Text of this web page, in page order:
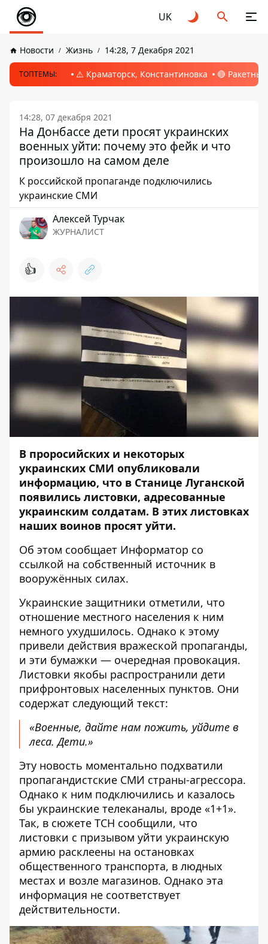
UK
Новости Жизнь 14:28, 7 Декабря 2021
ТОПТЕМЫ: ⚠️ Краматорск, Константиновка 🔴
14:28, 07 декабря 2021
На Донбассе дети просят украинских
военных уйти: почему это фейк и что
произошло на самом деле
К российской пропаганде подключились
украинские СМИ
Алексей Турчак
ЖУРНАЛИСТ
👍
В проросийских и некоторых
украинских СМИ опубликовали
информацию, что в Станице Луганской
появились листовки, адресованные
украинским солдатам. В этих листовках
наших воинов просят уйти.
Об этом сообщает Информатор со
ссылкой на собственный источник в
вооружённых силах.
Украинские защитники отметили, что
отношение местного населения к ним
немного ухудшилось. Однако к этому
привели действия вражеской пропаганды,
и эти бумажки — очередная провокация.
Листовки якобы распространили дети
прифронтовых населенных пунктов. Они
содержат следующий текст:
«Военные, дайте нам пожить, уйдите в
леса. Дети.»
Эту новость моментально подхватили
пропагандистские СМИ страны-агрессора.
Однако к ним подключились и казалось
бы украинские телеканалы, вроде «1+1».
Так, в сюжете ТСН сообщили, что
листовки с призывом уйти украинскую
армию расклеены на остановках
общественного транспорта, в людных
местах и возле магазинов. Однако эта
информация не соответствует
действительности.